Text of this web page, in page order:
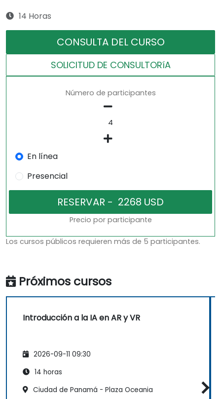
14 Horas
CONSULTA DEL CURSO
SOLICITUD DE CONSULTORíA
Número de participantes
En línea
Presencial
Precio por participante
Los cursos públicos requieren más de 5 participantes.
Próximos cursos
Introducción a la IA en AR y VR
2026-09-11 09:30
14 horas
Ciudad de Panamá - Plaza Oceania